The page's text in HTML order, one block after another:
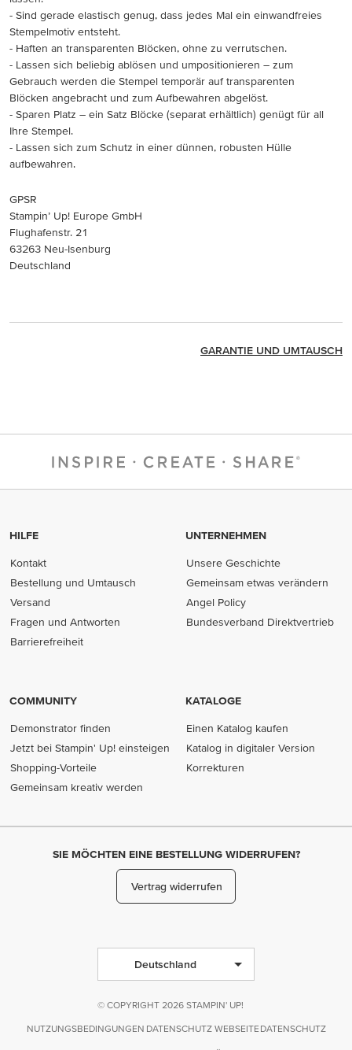
- Sind gerade elastisch genug, dass jedes Mal ein einwandfreies
Stempelmotiv entsteht.
- Haften an transparenten Blöcken, ohne zu verrutschen.
- Lassen sich beliebig ablösen und umpositionieren – zum
Gebrauch werden die Stempel temporär auf transparenten
Blöcken angebracht und zum Aufbewahren abgelöst.
- Sparen Platz – ein Satz Blöcke (separat erhältlich) genügt für all
Ihre Stempel.
- Lassen sich zum Schutz in einer dünnen, robusten Hülle
aufbewahren.
GPSR
Stampin’ Up! Europe GmbH
Flughafenstr. 21
63263 Neu-Isenburg
Deutschland
GARANTIE UND UMTAUSCH
HILFE
Kontakt
Bestellung und Umtausch
Versand
Fragen und Antworten
Barrierefreiheit
UNTERNEHMEN
Unsere Geschichte
Gemeinsam etwas verändern
Angel Policy
Bundesverband Direktvertrieb
COMMUNITY
Demonstrator finden
Jetzt bei Stampin' Up! einsteigen
Shopping-Vorteile
Gemeinsam kreativ werden
KATALOGE
Einen Katalog kaufen
Katalog in digitaler Version
Korrekturen
SIE MÖCHTEN EINE BESTELLUNG WIDERRUFEN?
Vertrag widerrufen
Deutschland
© COPYRIGHT 2026 STAMPIN' UP!
NUTZUNGSBEDINGUNGEN DATENSCHUTZ WEBSEITE DATENSCHUTZ